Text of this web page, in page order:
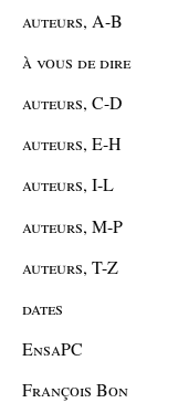
auteurs, A-B
à vous de dire
auteurs, C-D
auteurs, E-H
auteurs, I-L
auteurs, M-P
auteurs, T-Z
dates
EnsaPC
François Bon